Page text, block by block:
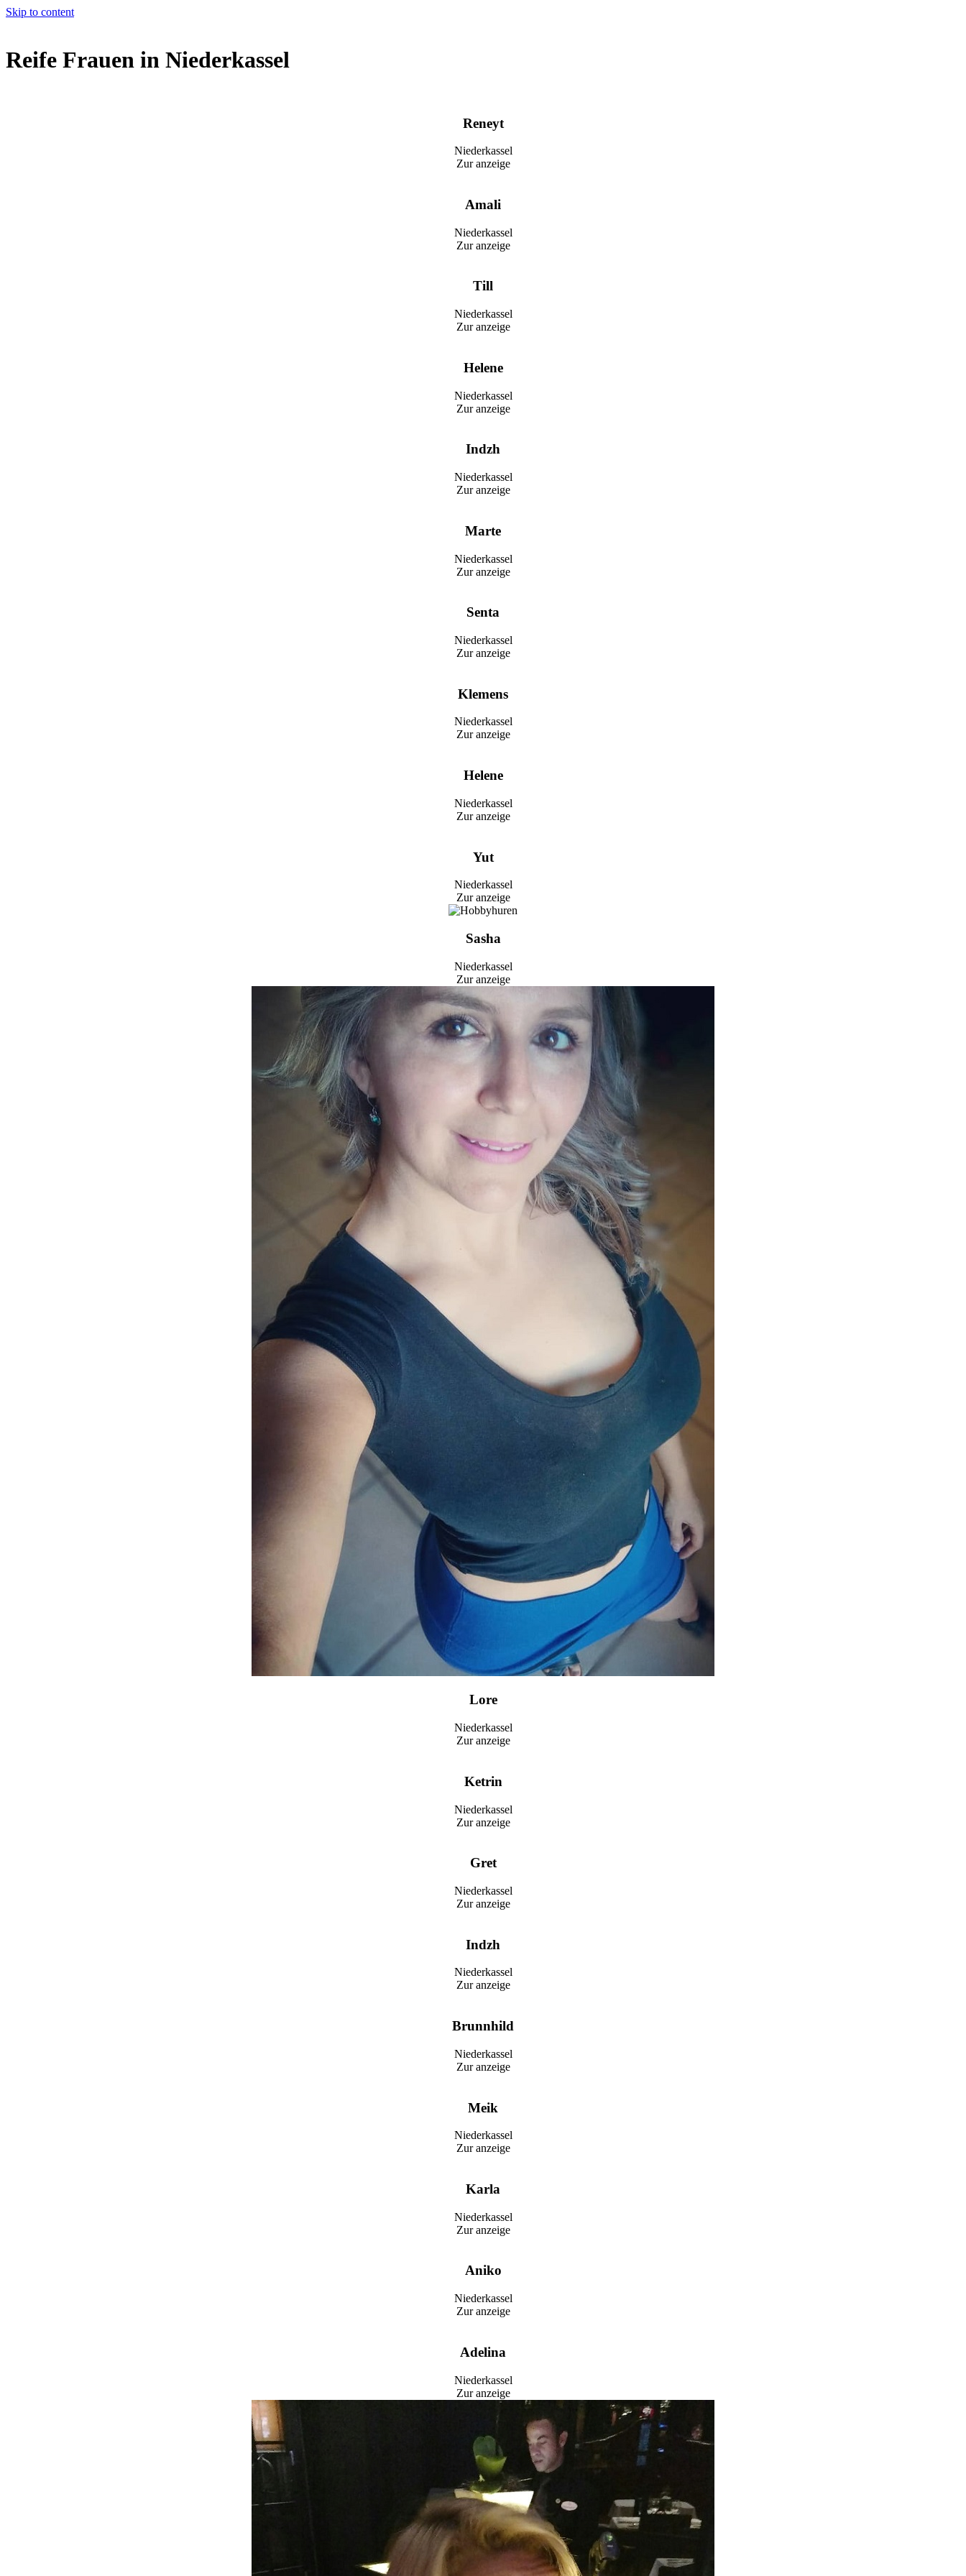
Skip to content
Reife Frauen in Niederkassel
Reneyt
Niederkassel
Zur anzeige
Amali
Niederkassel
Zur anzeige
Till
Niederkassel
Zur anzeige
Helene
Niederkassel
Zur anzeige
Indzh
Niederkassel
Zur anzeige
Marte
Niederkassel
Zur anzeige
Senta
Niederkassel
Zur anzeige
Klemens
Niederkassel
Zur anzeige
Helene
Niederkassel
Zur anzeige
Yut
Niederkassel
Zur anzeige
Sasha
Niederkassel
Zur anzeige
Lore
Niederkassel
Zur anzeige
Ketrin
Niederkassel
Zur anzeige
Gret
Niederkassel
Zur anzeige
Indzh
Niederkassel
Zur anzeige
Brunnhild
Niederkassel
Zur anzeige
Meik
Niederkassel
Zur anzeige
Karla
Niederkassel
Zur anzeige
Aniko
Niederkassel
Zur anzeige
Adelina
Niederkassel
Zur anzeige